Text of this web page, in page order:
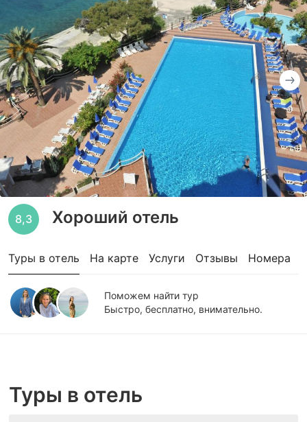
8,3 Хороший отель
Туры в отель На карте Услуги Отзывы Номера
Поможем найти тур
Быстро, бесплатно, внимательно.
Туры в отель